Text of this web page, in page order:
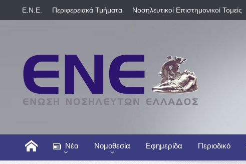
E.N.E. Περιφερειακά Τμήματα Νοσηλευτικοί Επιστημονικοί Τομείς
Νέα Νομοθεσία Εφημερίδα Περιοδικό